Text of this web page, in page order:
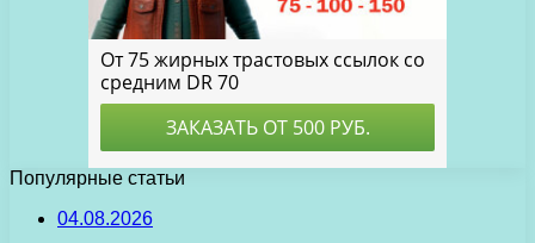
Популярные статьи
04.08.2026